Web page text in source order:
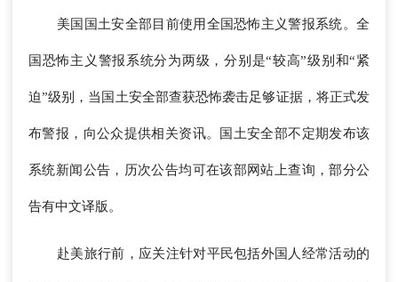
美国国土安全部目前使用全国恐怖主义警报系统。全
国恐怖主义警报系统分为两级，分别是“较高”级别和“紧
迫”级别，当国土安全部查获恐怖袭击足够证据，将正式发
布警报，向公众提供相关资讯。国土安全部不定期发布该
系统新闻公告，历次公告均可在该部网站上查询，部分公
告有中文译版。
赴美旅行前，应关注针对平民包括外国人经常活动的